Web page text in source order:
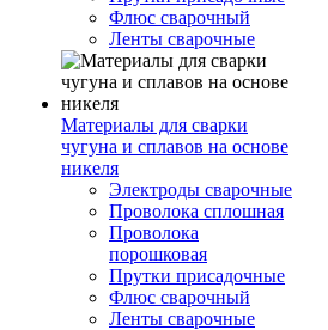
Флюс сварочный
Ленты сварочные
Материалы для сварки
чугуна и сплавов на основе
никеля
Электроды сварочные
Проволока сплошная
Проволока
порошковая
Прутки присадочные
Флюс сварочный
Ленты сварочные